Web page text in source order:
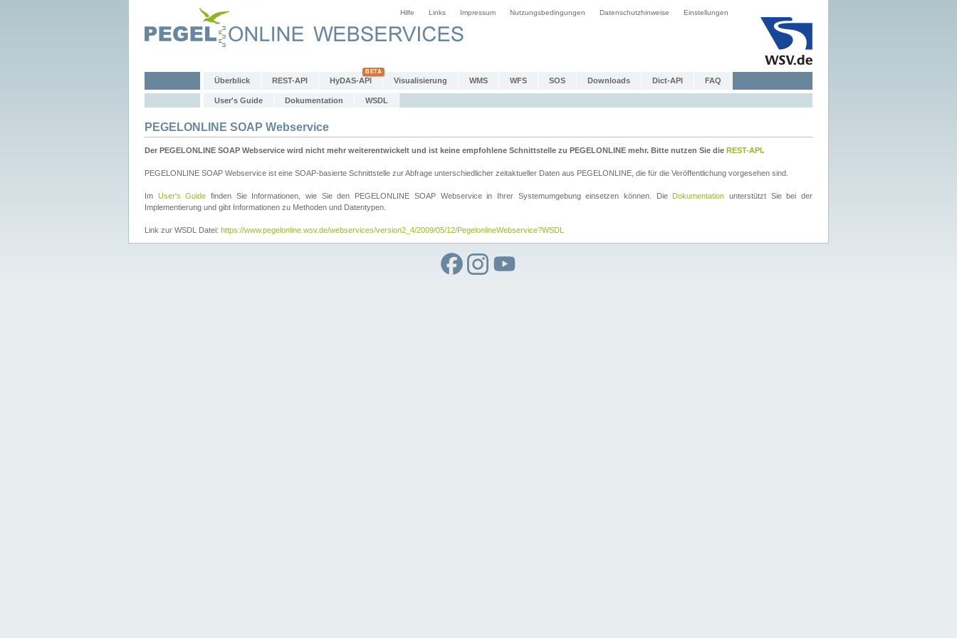
Hilfe Links Impressum Nutzungsbedingungen Datenschutzhinweise Einstellungen
Überblick REST-API HyDAS-API Visualisierung WMS WFS SOS Downloads Dict-API FAQ
User's Guide Dokumentation WSDL
PEGELONLINE SOAP Webservice
Der PEGELONLINE SOAP Webservice wird nicht mehr weiterentwickelt und ist keine empfohlene Schnittstelle zu PEGELONLINE mehr. Bitte nutzen Sie die REST-API.
PEGELONLINE SOAP Webservice ist eine SOAP-basierte Schnittstelle zur Abfrage unterschiedlicher zeitaktueller Daten aus PEGELONLINE, die für die Veröffentlichung vorgesehen sind.
Im User's Guide finden Sie Informationen, wie Sie den PEGELONLINE SOAP Webservice in Ihrer Systemumgebung einsetzen können. Die Dokumentation unterstützt Sie bei der
Implementierung und gibt Informationen zu Methoden und Datentypen.
Link zur WSDL Datei: https://www.pegelonline.wsv.de/webservices/version2_4/2009/05/12/PegelonlineWebservice?WSDL